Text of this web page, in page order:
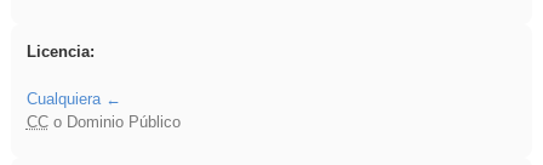
Licencia:
Cualquiera
CCo Dominio Público